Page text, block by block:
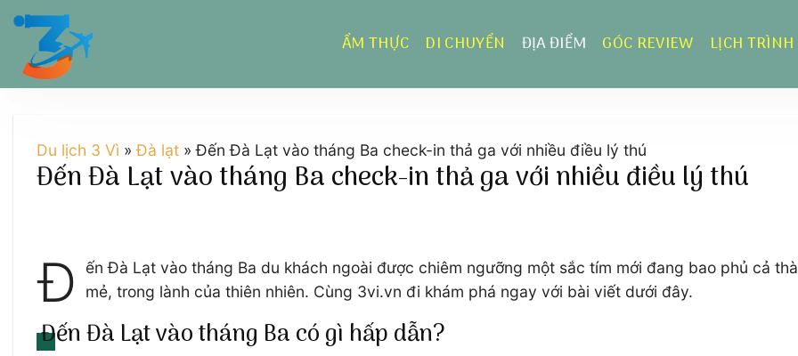
Chuyển
dung
ẨM THỰC DI CHUYỂN ĐỊA ĐIỂM GÓC REVIEW LỊCH TRÌNH
Du lịch 3 Vì »Đà lạt »Đến Đà Lạt vào tháng Ba check-in thả ga với nhiều điều lý thú
Đến Đà Lạt vào tháng Ba check-in thả ga với nhiều điều lý thú
Đ
ến Đà Lạt vào tháng Ba du khách ngoài được chiêm ngưỡng một sắc tím mới đang bao phủ cả
mẻ, trong lành của thiên nhiên. Cùng 3vi.vn đi khám phá ngay với bài viết dưới đây.
Đến Đà Lạt vào tháng Ba có gì hấp dẫn?